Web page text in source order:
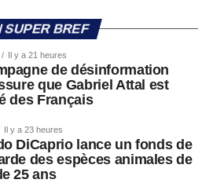
SUPER BREF
Il y a 21 heures
de désinformation
que Gabriel Attal est
des Français
Il y a 23 heures
DiCaprio lance un fonds de
des espèces animales de
25 ans